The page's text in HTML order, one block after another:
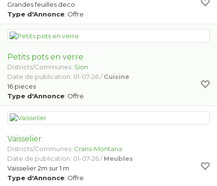
Grandes feuilles deco
Type d'Annonce: Offre
Petits pots en verre
Districts/Communes: Sion
Date de publication: 01-07-26 /Cuisine
16 pieces
Type d'Annonce: Offre
Vaisselier
Districts/Communes: Crans-Montana
Date de publication: 01-07-26 /Meubles
Vaisselier 2m sur 1 m
Type d'Annonce: Offre